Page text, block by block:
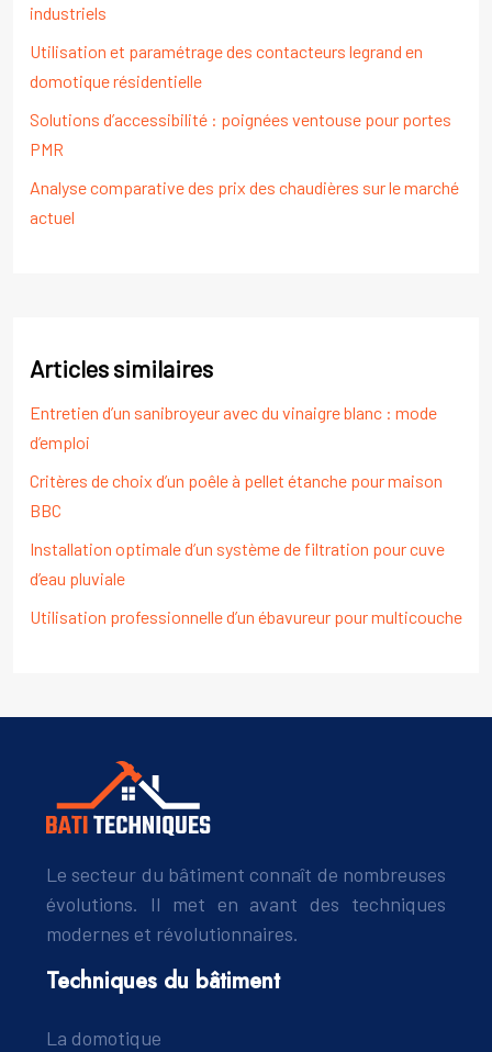
industriels
Utilisation et paramétrage des contacteurs legrand en
domotique résidentielle
Solutions d’accessibilité : poignées ventouse pour portes
PMR
Analyse comparative des prix des chaudières sur le marché
actuel
Articles similaires
Entretien d’un sanibroyeur avec du vinaigre blanc : mode
d’emploi
Critères de choix d’un poêle à pellet étanche pour maison
BBC
Installation optimale d’un système de filtration pour cuve
d’eau pluviale
Utilisation professionnelle d’un ébavureur pour multicouche
Le secteur du bâtiment connaît de nombreuses
évolutions. Il met en avant des techniques
modernes et révolutionnaires.
Techniques du bâtiment
La domotique